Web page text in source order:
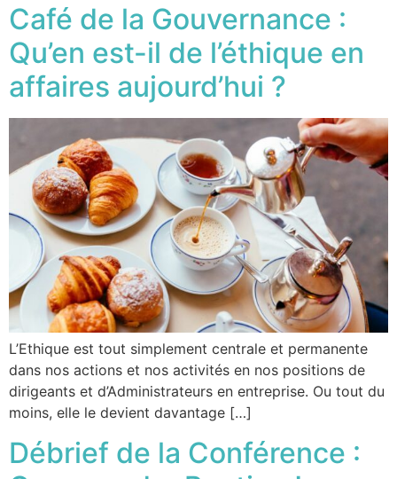
Café de la Gouvernance :
Qu’en est-il de l’éthique en
affaires aujourd’hui ?
L’Ethique est tout simplement centrale et permanente
dans nos actions et nos activités en nos positions de
dirigeants et d’Administrateurs en entreprise. Ou tout du
moins, elle le devient davantage […]
Débrief de la Conférence :